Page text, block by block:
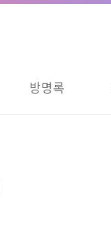
방명록